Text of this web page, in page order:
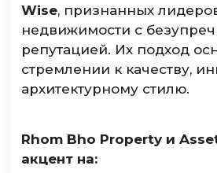
Wise, признанных
недвижимости с
репутацией. Их подход
стремлении к качеству,
архитектурному стилю.
Rhom Bho Property и
акцент на: